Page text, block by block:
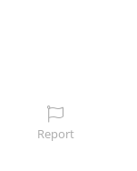
Report